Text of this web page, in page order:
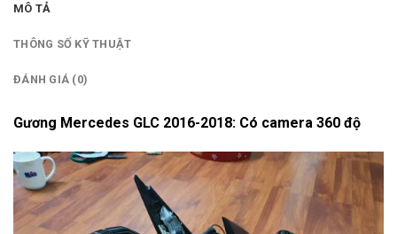
MÔ TẢ
THÔNG SỐ KỸ THUẬT
ĐÁNH GIÁ (0)
Gương Mercedes GLC 2016-2018: Có camera 360 độ